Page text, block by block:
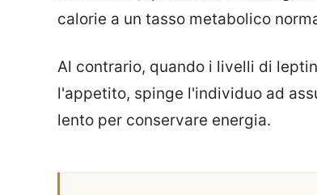
calorie a un tasso metabolico
Al contrario, quando i livelli di
l'appetito, spinge l'individuo ad
lento per conservare energia.